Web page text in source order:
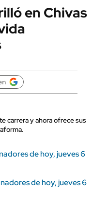
en Chivas
carrera y ahora ofrece sus
de hoy, jueves 6
de hoy, jueves 6